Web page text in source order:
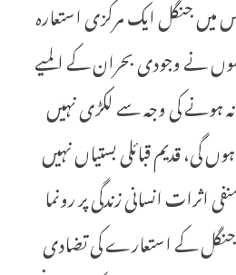
میں جنگل ایک مرکزی استعارہ
نے وجودی بحران کے المیے
ہونے کی وجہ سے لکڑی نہیں
گی، قدیم قبائلی بستیاں نہیں
اثرات انسانی زندگی پر رونما
کے استعارے کی تضادی